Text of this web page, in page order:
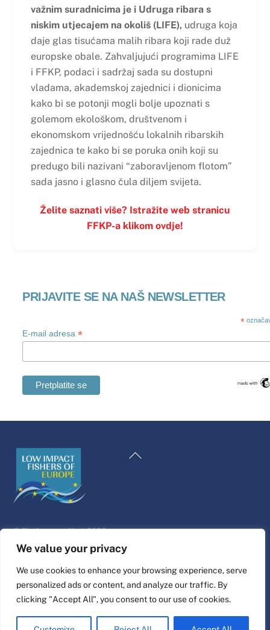
We value your privacy
We use cookies to enhance your browsing experience, serve
personalized ads or content, and analyze our traffic. By
clicking "Accept All", you consent to our use of cookies.
važnim suradnicima je i Udruga ribara s
niskim utjecajem na okoliš (LIFE),udruga koja
daje glas tisućama malih ribara koji rade duž
europske obale. Zahvaljujući programima LIFE
i FFKP, podaci i sadržaj sada su dostupni
vladama, akademskoj zajednici i dionicima
kako bi se potonji mogli bolje upoznati s
golemom ekološkom, društvenom i
ekonomskom vrijednošću lokalnih ribarskih
zajednica te kako bi se poruka onih koji su
predugo bili nazivani “zaboravljenom flotom”
sada jasno i glasno čula diljem svijeta.
Želite saznati više? Istražite web stranicu
FFKP-a klikom ovdje!
PRIJAVITE SE NA NAŠ NEWSLETTER
*
E-mail adresa*
Natrag
©Platforma za život2026
Dizajn i izrada web stranice od strane
Poveži se
English
Dutch
French
Swedish